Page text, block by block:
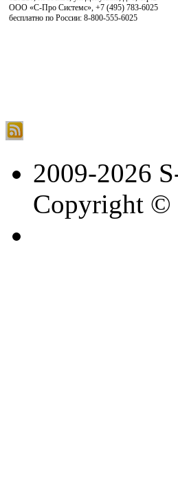
ООО «С-Про Системс», +7 (495) 783-6025
бесплатно по России: 8-800-555-6025
2009-2026
Copyright ©